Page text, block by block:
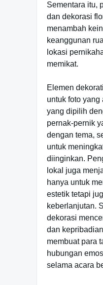
Sementara itu,
dan dekorasi
menambah
keanggunan
lokasi
memikat.
Elemen
untuk foto yang
yang dipilih
pernak-pernik
dengan tema,
untuk
diinginkan.
lokal juga
hanya untuk
estetik tetapi
keberlanjutan.
dekorasi
dan
membuat para
hubungan
selama acara